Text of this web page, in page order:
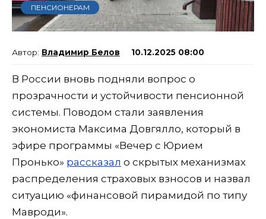
ПЕНСИОНЕРАМ
Владимир Белов 10.12.2025 08:00
В России вновь подняли вопрос о
прозрачности и устойчивости пенсионной
системы. Поводом стали заявления
экономиста Максима Довгялло, который в
эфире программы «Вечер с Юрием
Пронько» рассказал о скрытых механизмах
распределения страховых взносов и назвал
ситуацию «финансовой пирамидой по типу
Мавроди».